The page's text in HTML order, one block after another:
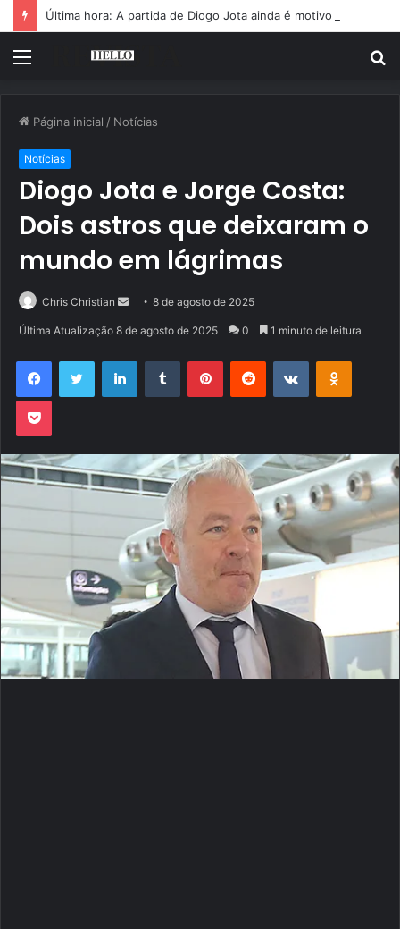
Menu
Página inicial / Notícias
Notícias
Diogo Jota e Jorge Costa:
Dois astros que deixaram o
mundo em lágrimas
Chris Christian
Mande
mail
8 de agosto de 2025
Última Atualização 8 de agosto de 2025 0 1 minuto de leitura
FacebookTwitter LinkedinTumblr PinterestReddit VK OK
Pocket